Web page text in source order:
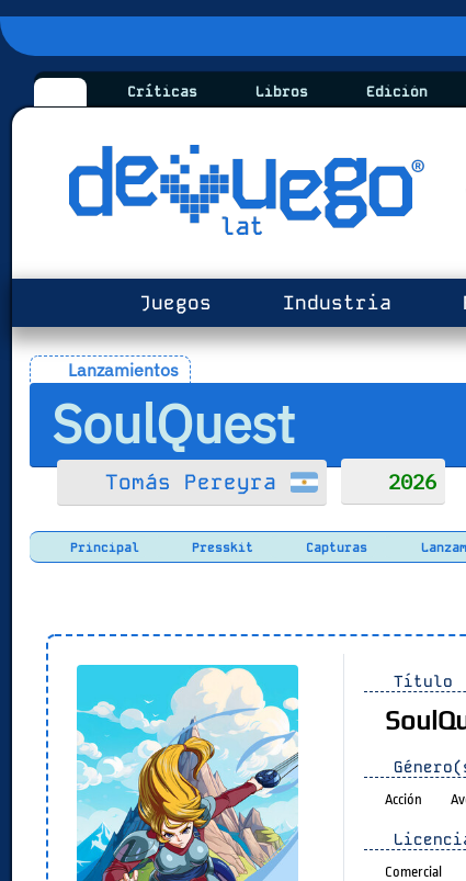
Críticas Libros Edición
Juegos Industria
Lanzamientos
SoulQuest
Tomás Pereyra 2026
Principal Presskit Capturas
Título
Acción
Comercial